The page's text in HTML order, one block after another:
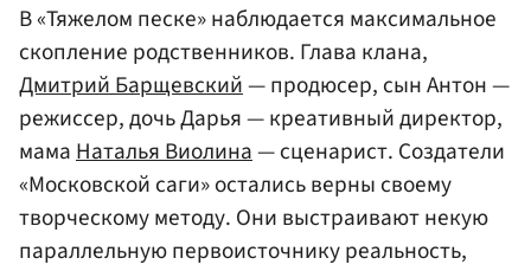
В «Тяжелом песке» наблюдается максимальное
скопление родственников. Глава клана,
Дмитрий Барщевский— продюсер, сын Антон —
режиссер, дочь Дарья — креативный директор,
мамаНаталья Виолина— сценарист. Создатели
«Московской саги» остались верны своему
творческому методу. Они выстраивают некую
параллельную первоисточнику реальность,